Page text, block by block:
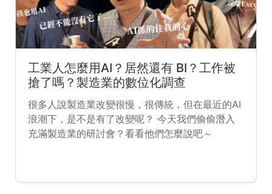
工業人怎麼用AI？居然還有 BI？工作被
搶了嗎？製造業的數位化調查
很多人說製造業改變很慢，很傳統，但在最近的AI
浪潮下，是不是有了改變呢？ 今天我們偷偷潛入
充滿製造業的研討會？看看他們怎麼說吧～